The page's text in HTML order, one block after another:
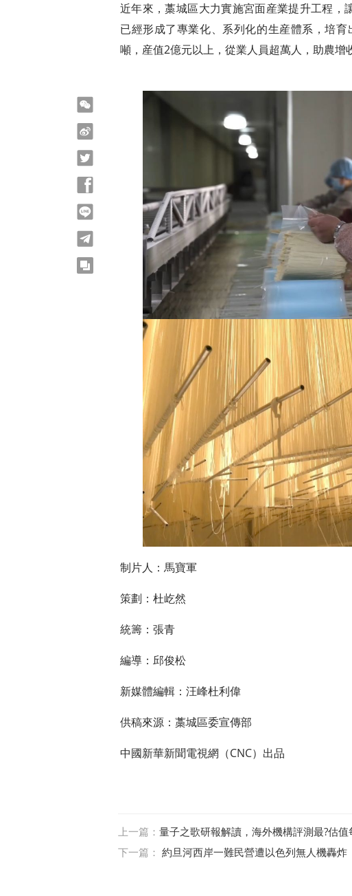
近年來，藁城區大力實施宮面産業提升工程
已經形成了專業化、系列化的生産體系，培
噸，産值2億元以上，從業人員超萬人，助農增
制片人：馬寶軍
策劃：杜屹然
統籌：張青
編導：邱俊松
新媒體編輯：汪峰杜利偉
供稿來源：藁城區委宣傳部
中國新華新聞電視網（CNC）出品
上一篇： 量子之歌研報解讀，海外機構評測最?估
下一篇： 約旦河西岸一難民營遭以色列無人機轟炸